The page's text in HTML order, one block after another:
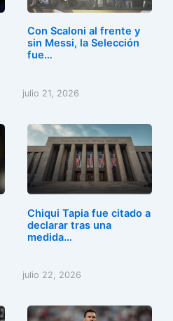
Con Scaloni al frente y
sin Messi, la Selección
fue…
julio 21, 2026
Chiqui Tapia fue citado a
declarar tras una
medida…
julio 22, 2026